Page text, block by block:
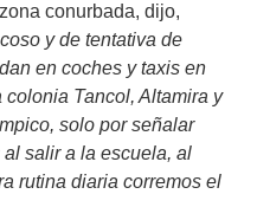
conurbada, dijo,
y de tentativa de
en coches y taxis en
colonia Tancol, Altamira y
solo por señalar
salir a la escuela, al
rutina diaria corremos el